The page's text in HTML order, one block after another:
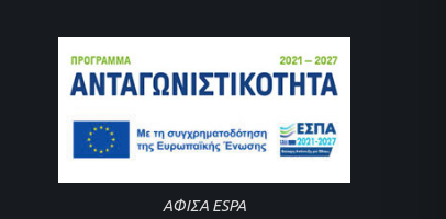
ΑΦΙΣΑ ESPA